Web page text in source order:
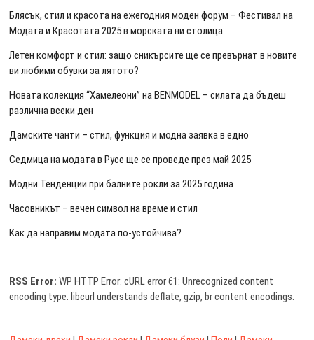
Блясък, стил и красота на ежегодния моден форум – Фестивал на
Модата и Красотата 2025 в морската ни столица
Летен комфорт и стил: защо сникърсите ще се превърнат в новите
ви любими обувки за лятото?
Новата колекция “Хамелеони” на BENMODEL – силата да бъдеш
различна всеки ден
Дамските чанти – стил, функция и модна заявка в едно
Седмица на модата в Русе ще се проведе през май 2025
Модни Тенденции при балните рокли за 2025 година
Часовникът – вечен символ на време и стил
Как да направим модата по-устойчива?
RSS Error: WP HTTP Error: cURL error 61: Unrecognized content
encoding type. libcurl understands deflate, gzip, br content encodings.